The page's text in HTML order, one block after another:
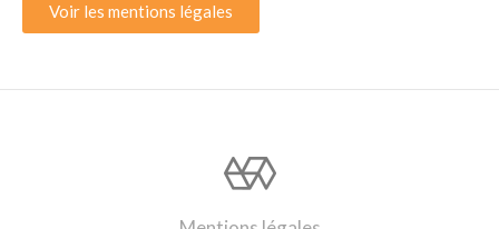
Voir les mentions légales